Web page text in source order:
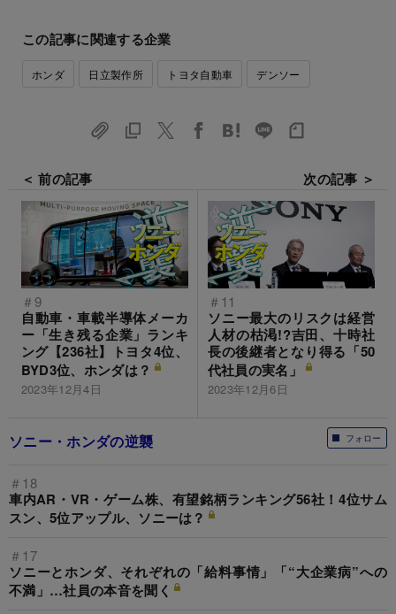
この記事に関連する企業
ホンダ 日立製作所 トヨタ自動車 デンソー
＜ 前の記事
＃9
自動車・車載半導体メーカ
ー「生き残る企業」ランキ
ング【236社】トヨタ4位、
BYD3位、ホンダは？
2023年12月4日
次の記事 ＞
＃11
ソニー最大のリスクは経営
人材の枯渇!?吉田、十時社
長の後継者となり得る「50
代社員の実名」
2023年12月6日
フォロー
ソニー・ホンダの逆襲
＃18
車内AR・VR・ゲーム株、有望銘柄ランキング56社！4位サム
スン、5位アップル、ソニーは？
＃17
ソニーとホンダ、それぞれの「給料事情」「“大企業病”への
不満」…社員の本音を聞く